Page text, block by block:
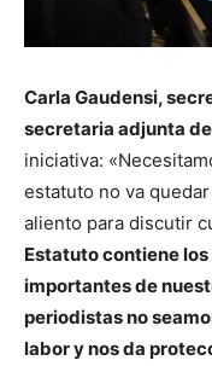
Carla Gaudensi,
secretaria adjunta
iniciativa:
estatuto no va
aliento para discutir
Estatuto contiene
importantes de
periodistas no
labor y nos da